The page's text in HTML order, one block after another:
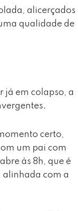
alicerçados
qualidade de
já em colapso, a
certo,
um pai com
às 8h, que é
alinhada com a